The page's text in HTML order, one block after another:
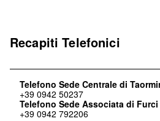
Recapiti Telefonici
Telefono Sede Centrale di
+39 0942 50237
Telefono Sede Associata di
+39 0942 792206